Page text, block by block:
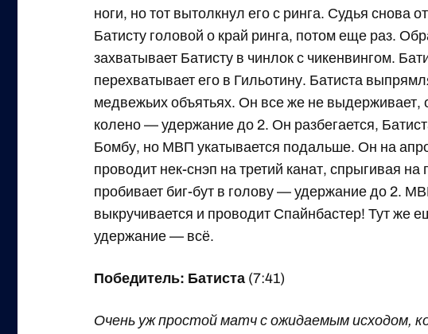
ноги, но тот вытолкнул его с ринга. Судья снова
Батисту головой о край ринга, потом еще раз.
захватывает Батисту в чинлок с чикенвингом.
перехватывает его в Гильотину. Батиста
медвежьих объятьях. Он все же не
колено — удержание до 2. Он разбегается,
Бомбу, но МВП укатывается подальше. Он на
проводит нек-снэп на третий канат, спрыгивая
пробивает биг-бут в голову — удержание до 2.
выкручивается и проводит Спайнбастер! Тут же
удержание — всё.
Победитель: Батиста (7:41)
Очень уж простой матч с ожидаемым исходом,